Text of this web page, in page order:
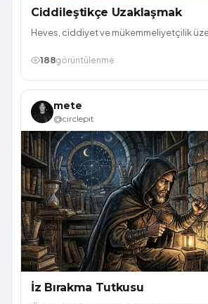
Ciddileştikçe Uzaklaşmak
Heves, ciddiyet ve mükemmeliyetçilik
188görüntülenme
mete
@circlepit
İz Bırakma Tutkusu